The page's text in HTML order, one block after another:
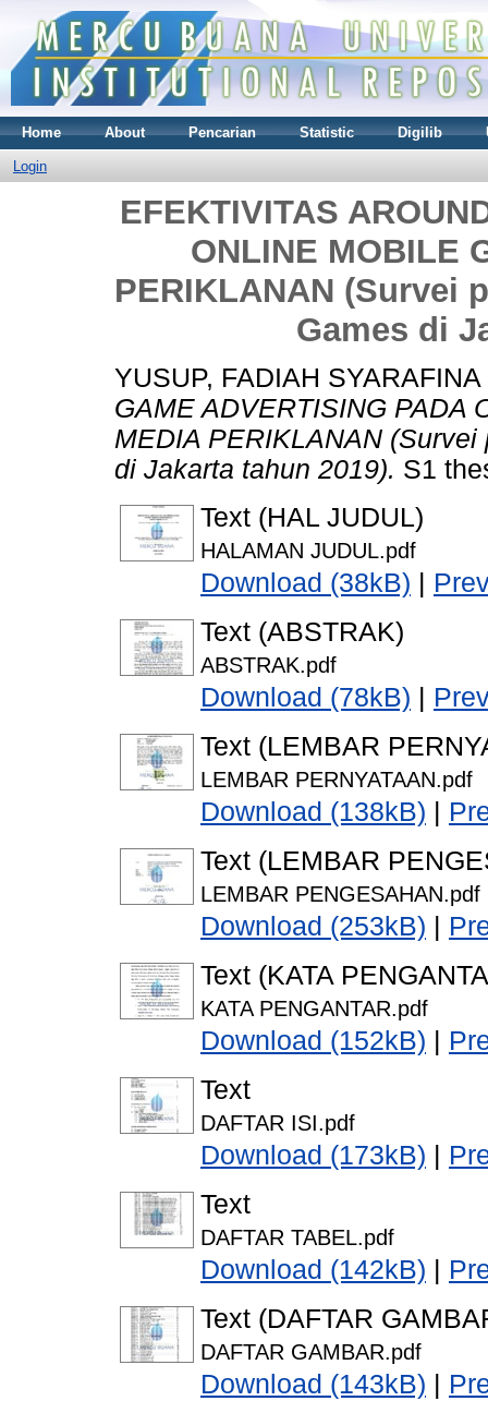
Home About Pencarian Statistic Digilib
Login
EFEKTIVITAS
ONLINE MOBILE
PERIKLANAN (Survei
Games di
YUSUP, FADIAH SYARAFINA
GAME ADVERTISING PADA
MEDIA PERIKLANAN
di Jakarta tahun 2019). S1
Text (HAL JUDUL)
HALAMAN JUDUL.pdf
Download (38kB)
Text (ABSTRAK)
ABSTRAK.pdf
Download (78kB)
Text (LEMBAR
LEMBAR PERNYATAAN.pdf
Download (138kB)
Text (LEMBAR
LEMBAR PENGESAHAN.pdf
Download (253kB)
Text (KATA
KATA PENGANTAR.pdf
Download (152kB)
Text
DAFTAR ISI.pdf
Download (173kB)
Text
DAFTAR TABEL.pdf
Download (142kB)
Text (DAFTAR
DAFTAR GAMBAR.pdf
Download (143kB)